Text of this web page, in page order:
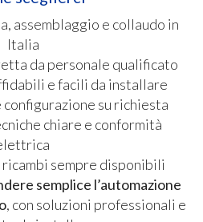
assemblaggio e collaudo in
Italia
da personale qualificato
e facili da installare
su richiesta
chiare e conformità
sempre disponibili
semplice l’automazione
, con soluzioni professionali e